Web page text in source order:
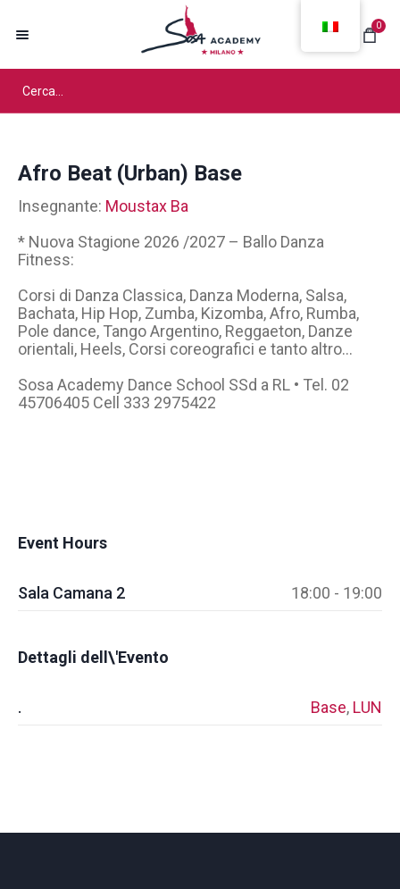
0
Afro Beat (Urban) Base
Insegnante: Moustax Ba
* Nuova Stagione 2026 /2027 – Ballo Danza
Fitness:
Corsi di Danza Classica, Danza Moderna, Salsa,
Bachata, Hip Hop, Zumba, Kizomba, Afro, Rumba,
Pole dance, Tango Argentino, Reggaeton, Danze
orientali, Heels, Corsi coreografici e tanto altro…
Sosa Academy Dance School SSd a RL • Tel. 02
45706405 Cell 333 2975422
Event Hours
Sala Camana 2 18:00 - 19:00
Dettagli dell\'Evento
. Base, LUN